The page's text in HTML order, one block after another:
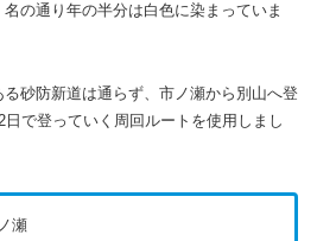
の通り年の半分は白色に染まっていま
砂防新道は通らず、市ノ瀬から別山へ登
で登っていく周回ルートを使用しまし
瀬